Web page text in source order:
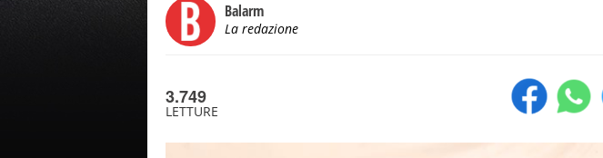
Balarm
La redazione
3.749
LETTURE